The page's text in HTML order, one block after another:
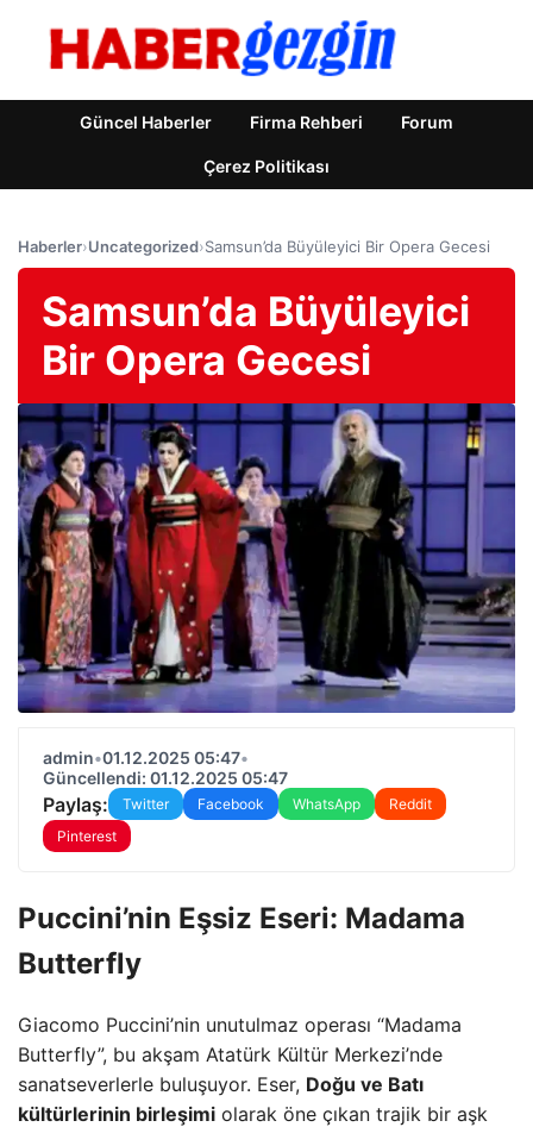
Güncel Haberler Firma Rehberi Forum
Çerez Politikası
Haberler›Uncategorized›Samsun’da Büyüleyici Bir Opera Gecesi
Samsun’da Büyüleyici
Bir Opera Gecesi
admin•01.12.2025 05:47•
Güncellendi: 01.12.2025 05:47
Paylaş: Twitter Facebook WhatsApp
Reddit
Pinterest
Puccini’nin Eşsiz Eseri: Madama
Butterfly
Giacomo Puccini’nin unutulmaz operası “Madama
Butterfly”, bu akşam Atatürk Kültür Merkezi’nde
sanatseverlerle buluşuyor. Eser, Doğu ve Batı
kültürlerinin birleşimi olarak öne çıkan trajik bir aşk